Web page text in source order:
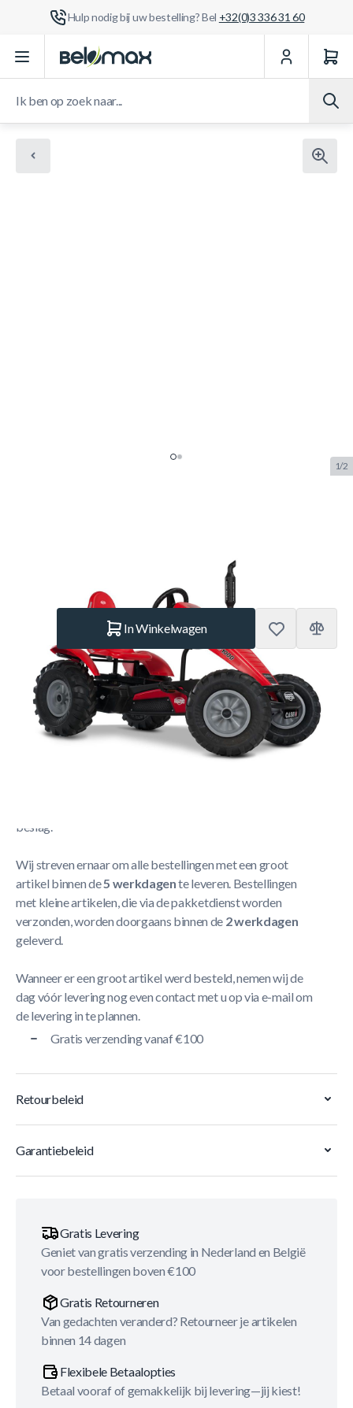
Hulp nodig bij uw bestelling? Bel +32(0)3 336 31 60
Ga naar de inhoud
1/2
In Winkelwagen
Korte Beschrijving
Berg Skelter XXL Case IH BFRMeer Lezen
beslag.
Wij streven ernaar om alle bestellingen met een groot
artikel binnen de5 werkdagente leveren. Bestellingen
met kleine artikelen, die via de pakketdienst worden
verzonden, worden doorgaans binnen de 2 werkdagen
geleverd.
Wanneer er een groot artikel werd besteld, nemen wij de
dag vóór levering nog even contact met u op via e-mail om
de levering in te plannen.
Gratis verzending vanaf €100
Retourbeleid
Garantiebeleid
Gratis Levering
Geniet van gratis verzending in Nederland en België
voor bestellingen boven €100
Gratis Retourneren
Van gedachten veranderd? Retourneer je artikelen
binnen 14 dagen
Flexibele Betaalopties
Betaal vooraf of gemakkelijk bij levering—jij kiest!